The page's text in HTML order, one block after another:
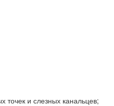
точек и слезных канальцев;